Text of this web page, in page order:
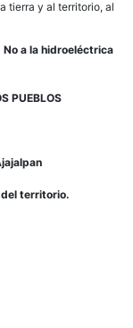
tierra y al territorio, al
a la hidroeléctrica
PUEBLOS
del territorio.